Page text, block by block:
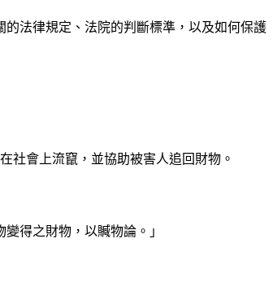
法律規定、法院的判斷標準，以及如何保護
社會上流竄，並協助被害人追回財物。
得之財物，以贓物論。」